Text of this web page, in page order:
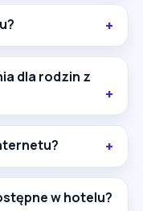
dla rodzin z
w hotelu?